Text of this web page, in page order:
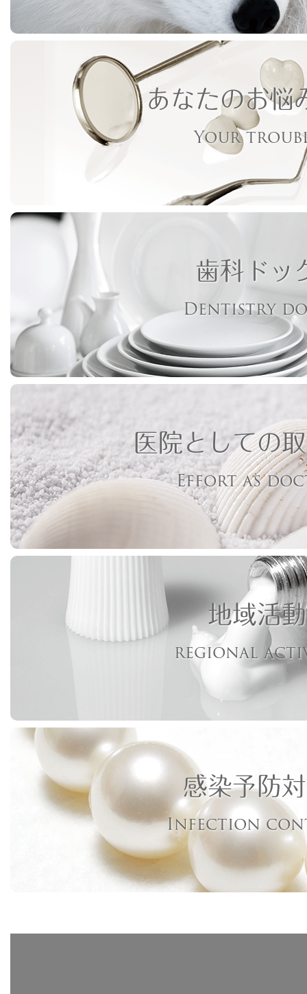
あなたのお悩
Your
歯科ドッ
Dentistry
医院としての
Effort as
地域活動
regional
感染予防
Infection